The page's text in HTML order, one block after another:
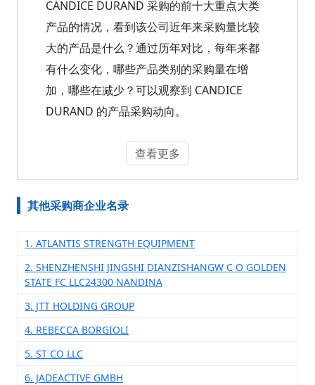
CANDICE DURAND 采购的前十大重点大类
产品的情况，看到该公司近年来采购量比较
大的产品是什么？通过历年对比，每年来都
有什么变化，哪些产品类别的采购量在增
加，哪些在减少？可以观察到 CANDICE
DURAND 的产品采购动向。
查看更多
其他采购商企业名录
1. ATLANTIS STRENGTH EQUIPMENT
2. SHENZHENSHI JINGSHI DIANZISHANGW C O GOLDEN
STATE FC LLC24300 NANDINA
3. JTT HOLDING GROUP
4. REBECCA BORGIOLI
5. ST CO LLC
6. JADEACTIVE GMBH